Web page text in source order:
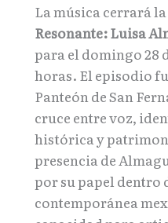
La música cerrará
Resonante: Luisa
para el domingo 28
horas. El episodio
Panteón de San
cruce entre voz,
histórica y
presencia de
por su papel dentro
contemporánea